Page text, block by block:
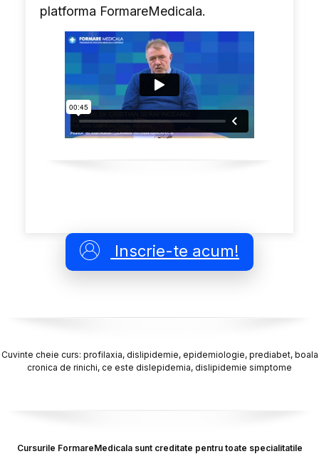
platforma FormareMedicala.
Inscrie-te acum!
Cuvinte cheie curs: profilaxia, dislipidemie, epidemiologie, prediabet, boala
cronica de rinichi, ce este dislepidemia, dislipidemie simptome
Cursurile FormareMedicala sunt creditate pentru toate specialitatile